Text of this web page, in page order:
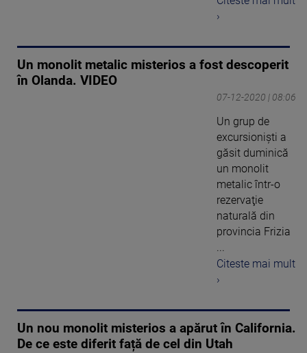
›
Un monolit metalic misterios a fost descoperit
în Olanda. VIDEO
07-12-2020 | 08:06
Un grup de
excursionişti a
găsit duminică
un monolit
metalic într-o
rezervaţie
naturală din
provincia Frizia
Citeste mai mult
›
Un nou monolit misterios a apărut în California.
De ce este diferit față de cel din Utah